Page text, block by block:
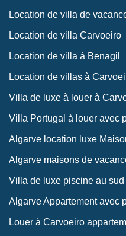
Location de villa de
Location de villa Carvoeiro
Location de villa à Benagil
Location de villas à
Villa de luxe à louer à
Villa Portugal à louer avec
Algarve location luxe
Algarve maisons de
Villa de luxe piscine au sud
Algarve Appartement avec
Louer à Carvoeiro